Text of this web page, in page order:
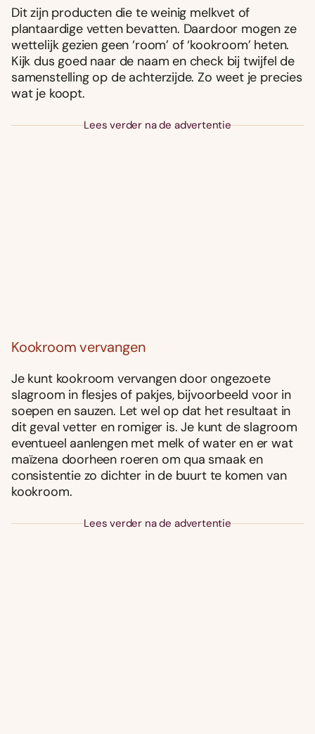
Dit zijn producten die te weinig melkvet of
plantaardige vetten bevatten. Daardoor mogen ze
wettelijk gezien geen ‘room’ of ‘kookroom’ heten.
Kijk dus goed naar de naam en check bij twijfel de
samenstelling op de achterzijde. Zo weet je precies
wat je koopt.
Lees verder na de advertentie
Kookroom vervangen
Je kunt kookroom vervangen door ongezoete
slagroom in flesjes of pakjes, bijvoorbeeld voor in
soepen en sauzen. Let wel op dat het resultaat in
dit geval vetter en romiger is. Je kunt de slagroom
eventueel aanlengen met melk of water en er wat
maïzena doorheen roeren om qua smaak en
consistentie zo dichter in de buurt te komen van
kookroom.
Lees verder na de advertentie